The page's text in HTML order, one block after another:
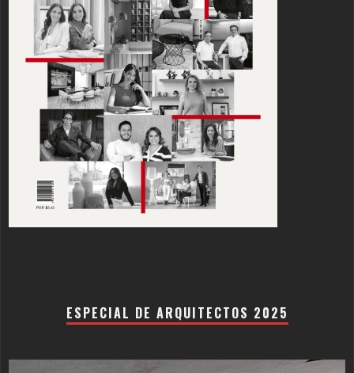
ESPECIAL DE ARQUITECTOS 2025